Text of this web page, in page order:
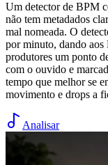
Um detector de BPM
não tem metadados
mal nomeada. O
por minuto, dando aos
produtores um ponto
com o ouvido e
tempo que melhor se
movimento e drops a
Analisar